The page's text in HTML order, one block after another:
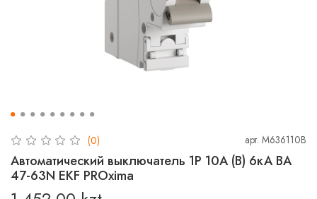
(0) арт. M636110B
Автоматический выключатель 1P 10А (B) 6кА ВА
47-63N EKF PROxima